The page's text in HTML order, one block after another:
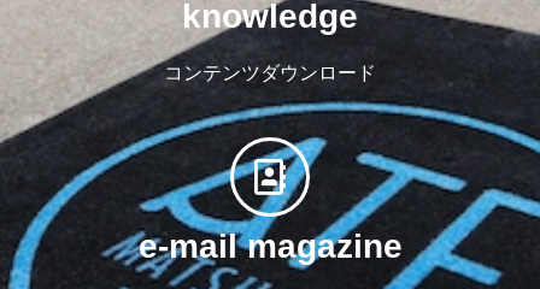
knowledge
コンテンツダウンロード
e-mail magazine